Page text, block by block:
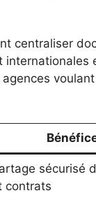
centraliser
internationales
sécurisé
contrats